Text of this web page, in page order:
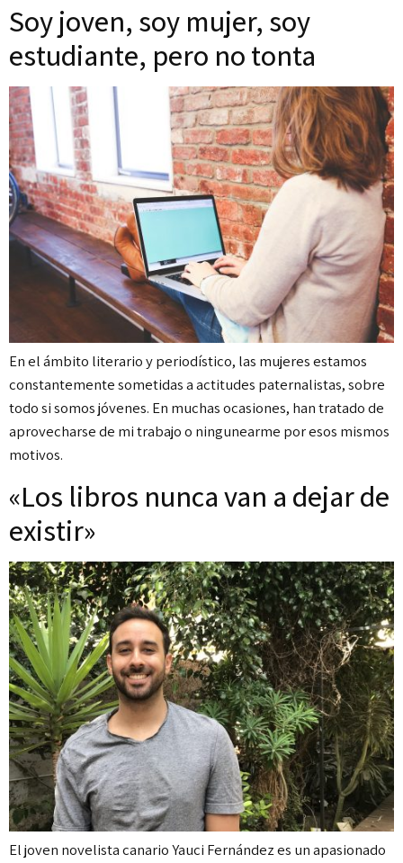
Soy joven, soy mujer, soy
estudiante, pero no tonta
En el ámbito literario y periodístico, las mujeres estamos
constantemente sometidas a actitudes paternalistas, sobre
todo si somos jóvenes. En muchas ocasiones, han tratado de
aprovecharse de mi trabajo o ningunearme por esos mismos
motivos.
«Los libros nunca van a dejar de
existir»
El joven novelista canario Yauci Fernández es un apasionado